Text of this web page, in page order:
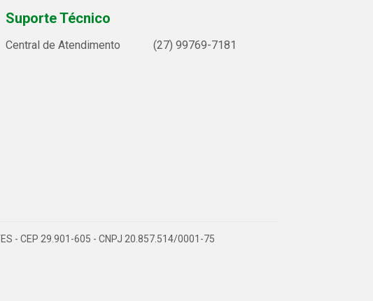
Suporte Técnico
Central de Atendimento (27) 99769-7181
- CEP 29.901-605 - CNPJ 20.857.514/0001-75